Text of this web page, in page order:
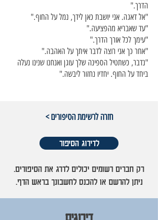
הדרך."
"אל דאגה. אני יושבת כאן לידך, נמל על החוף."
"עד שאבריא מהפציעה."
"עימך לכל אורך הדרך."
"אחר כך אני רוצה לדבר איתך על האהבה."
"נדבר, כשתטיל הספינה שלך עוגן ואנחנו שנינו נעלה
ביחד על החוף. יחדיו נחזור ליבשה."
< חזרה לרשימת הסיפורים
לדירוג הסיפור
רק חברים רשומים יכולים לדרג את הסיפורים.
ניתן להרשם או להכנס לחשבונך בראש הדף.